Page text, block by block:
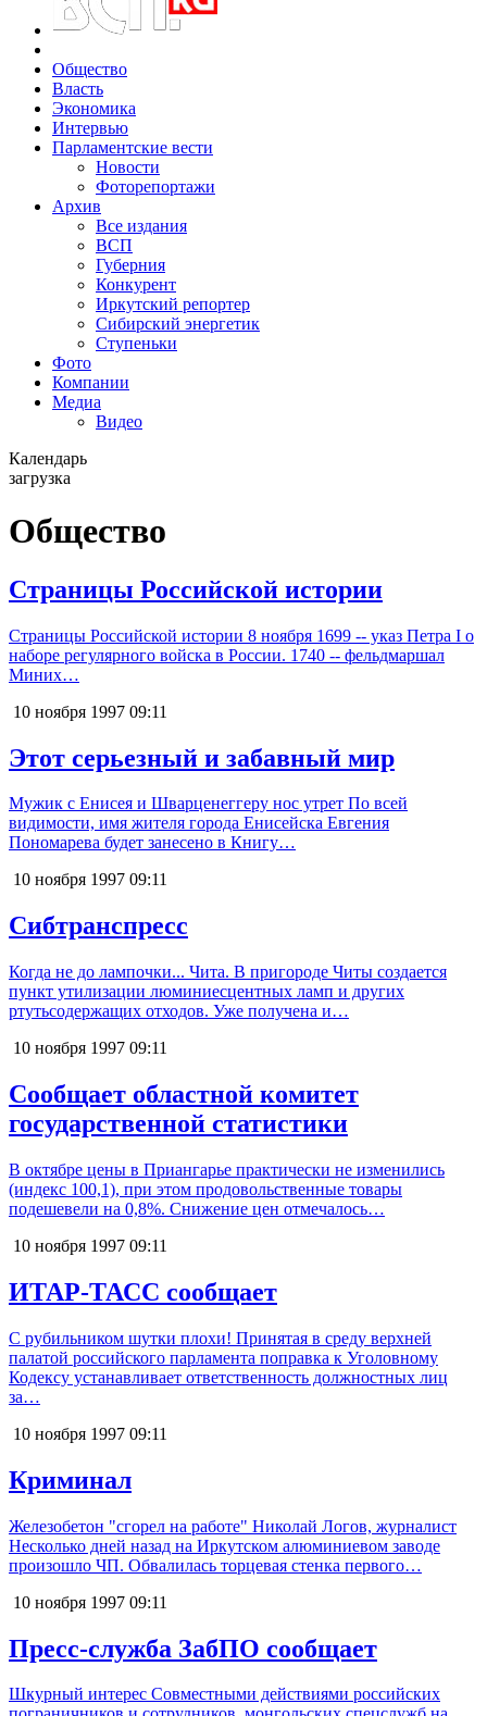
Общество
Власть
Экономика
Интервью
Парламентские вести
Новости
Фоторепортажи
Архив
Все издания
ВСП
Губерния
Конкурент
Иркутский репортер
Сибирский энергетик
Ступеньки
Фото
Компании
Медиа
Видео
Календарь
загрузка
Общество
Страницы Российской истории
Страницы Российской истории 8 ноября 1699 -- указ Петра I о
наборе регулярного войска в России. 1740 -- фельдмаршал
Миних…
10 ноября 1997 09:11
Этот серьезный и забавный мир
Мужик с Енисея и Шварценеггеру нос утрет По всей
видимости, имя жителя города Енисейска Евгения
Пономарева будет занесено в Книгу…
10 ноября 1997 09:11
Сибтранспресс
Когда не до лампочки... Чита. В пригороде Читы создается
пункт утилизации люминиесцентных ламп и других
ртутьсодержащих отходов. Уже получена и…
10 ноября 1997 09:11
Сообщает областной комитет
государственной статистики
В октябре цены в Приангарье практически не изменились
(индекс 100,1), при этом продовольственные товары
подешевели на 0,8%. Снижение цен отмечалось…
10 ноября 1997 09:11
ИТАР-ТАСС сообщает
С рубильником шутки плохи! Принятая в среду верхней
палатой российского парламента поправка к Уголовному
Кодексу устанавливает ответственность должностных лиц
за…
10 ноября 1997 09:11
Криминал
Железобетон "сгорел на работе" Николай Логов, журналист
Несколько дней назад на Иркутском алюминиевом заводе
произошло ЧП. Обвалилась торцевая стенка первого…
10 ноября 1997 09:11
Пресс-служба ЗабПО сообщает
Шкурный интерес Совместными действиями российских